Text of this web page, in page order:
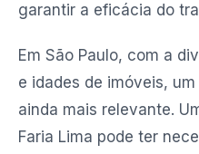
garantir a eficácia do
Em São Paulo, com a
e idades de imóveis,
ainda mais relevante.
Faria Lima pode ter